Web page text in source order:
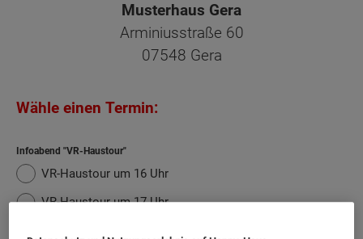
Musterhaus Gera
Arminiusstraße 60
07548 Gera
Wähle einen Termin:
Infoabend "VR-Haustour"
VR-Haustour um 16 Uhr
VR-Haustour um 17 Uhr